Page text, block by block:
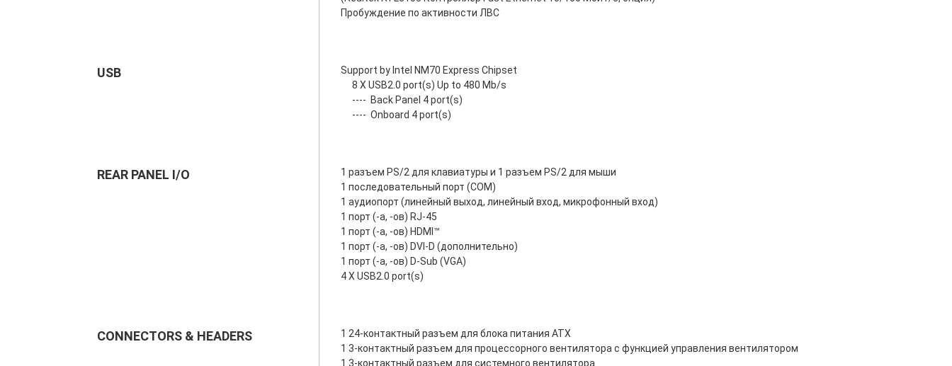
Пробуждение по активности ЛВС
USB
Support by Intel NM70 Express Chipset
8 X USB2.0 port(s) Up to 480 Mb/s
---- Back Panel 4 port(s)
---- Onboard 4 port(s)
REAR PANEL I/O
1 разъем PS/2 для клавиатуры и 1 разъем PS/2 для мыши
1 последовательный порт (COM)
1 аудиопорт (линейный выход, линейный вход, микрофонный вход)
1 порт (-а, -ов) RJ-45
1 порт (-а, -ов) HDMI™
1 порт (-а, -ов) DVI-D (дополнительно)
1 порт (-а, -ов) D-Sub (VGA)
4 X USB2.0 port(s)
CONNECTORS & HEADERS
1 24-контактный разъем для блока питания ATX
1 3-контактный разъем для процессорного вентилятора с функцией управления вентилятором
1 3-контактный разъем для системного вентилятора